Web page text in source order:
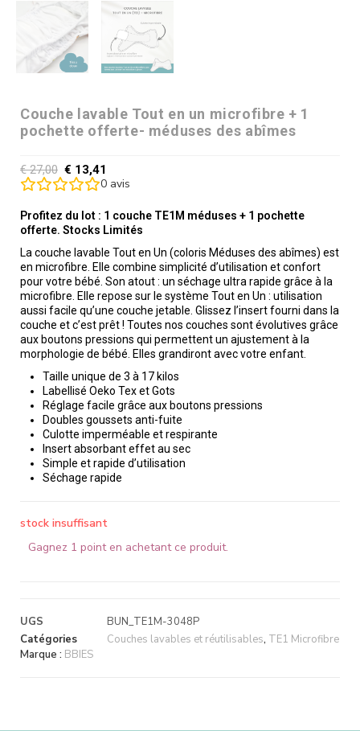
Couche lavable Tout en un microfibre + 1
pochette offerte- méduses des abîmes
€27,00 € 13,41
0 avis
Profitez du lot : 1 couche TE1M méduses + 1 pochette
offerte. Stocks Limités
La couche lavable Tout en Un (coloris Méduses des abîmes) est
en microfibre. Elle combine simplicité d’utilisation et confort
pour votre bébé. Son atout : un séchage ultra rapide grâce à la
microfibre. Elle repose sur le système Tout en Un : utilisation
aussi facile qu’une couche jetable. Glissez l’insert fourni dans la
couche et c’est prêt ! Toutes nos couches sont évolutives grâce
aux boutons pressions qui permettent un ajustement à la
morphologie de bébé. Elles grandiront avec votre enfant.
Taille unique de 3 à 17 kilos
Labellisé Oeko Tex et Gots
Réglage facile grâce aux boutons pressions
Doubles goussets anti-fuite
Culotte imperméable et respirante
Insert absorbant effet au sec
Simple et rapide d’utilisation
Séchage rapide
stock insuffisant
Gagnez 1 point en achetant ce produit.
UGS
BUN_TE1M-3048P
Catégories
Couches lavables et réutilisables, TE1 Microfibre
Marque : BBIES